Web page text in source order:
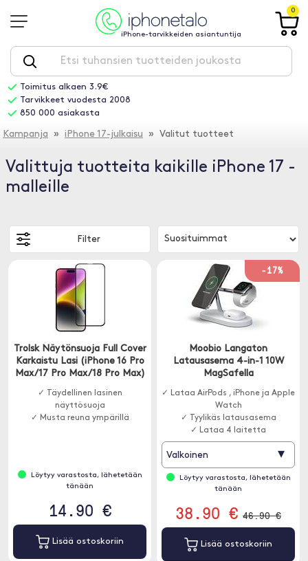
iPhone-tarvikkeiden asiantuntija
0
Toimitus alkaen 3.9€
Tarvikkeet vuodesta 2008
850 000 asiakasta
Kampanja » iPhone 17-julkaisu » Valitut tuotteet
Valittuja tuotteita kaikille iPhone 17 -
malleille
Filter
Trolsk Näytönsuoja Full Cover
Karkaistu Lasi (iPhone 16 Pro
Max/17 Pro Max/18 Pro Max)
✓ Täydellinen lasinen
näyttösuoja
✓ Musta reuna ympärillä
Löytyy varastosta, lähetetään
tänään
14.90 €
Lisää ostoskoriin
-17%
Moobio Langaton
Latausasema 4-in-1 10W
MagSafella
✓ Lataa AirPods , iPhone ja Apple
Watch
✓ Tyylikäs latausasema
✓ Lataa 4 laitetta
Valkoinen ▾
Löytyy varastosta, lähetetään
tänään
38.90 € 46.90 €
Lisää ostoskoriin